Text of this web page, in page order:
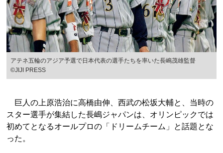
アテネ五輪のアジア予選で日本代表の選手たちを率いた長嶋茂雄監督
©JIJI PRESS
巨人の上原浩治に高橋由伸、西武の松坂大輔と、当時の
スター選手が集結した長嶋ジャパンは、オリンピックでは
初めてとなるオールプロの「ドリームチーム」と話題とな
った。